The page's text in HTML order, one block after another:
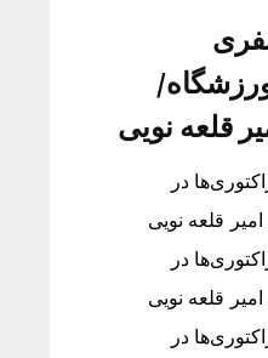
نفری
قلعه نویی
در
قلعه نویی
در
قلعه نویی
در